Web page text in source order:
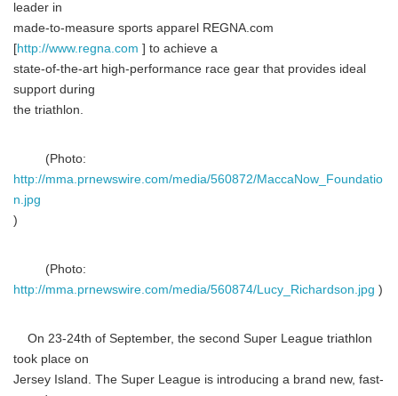
leader in
made-to-measure sports apparel REGNA.com
[http://www.regna.com ] to achieve a
state-of-the-art high-performance race gear that provides ideal
support during
the triathlon.
(Photo:
http://mma.prnewswire.com/media/560872/MaccaNow_Foundatio
n.jpg
)
(Photo:
http://mma.prnewswire.com/media/560874/Lucy_Richardson.jpg )
On 23-24th of September, the second Super League triathlon
took place on
Jersey Island. The Super League is introducing a brand new, fast-